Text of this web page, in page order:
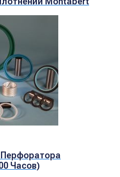
Часов)